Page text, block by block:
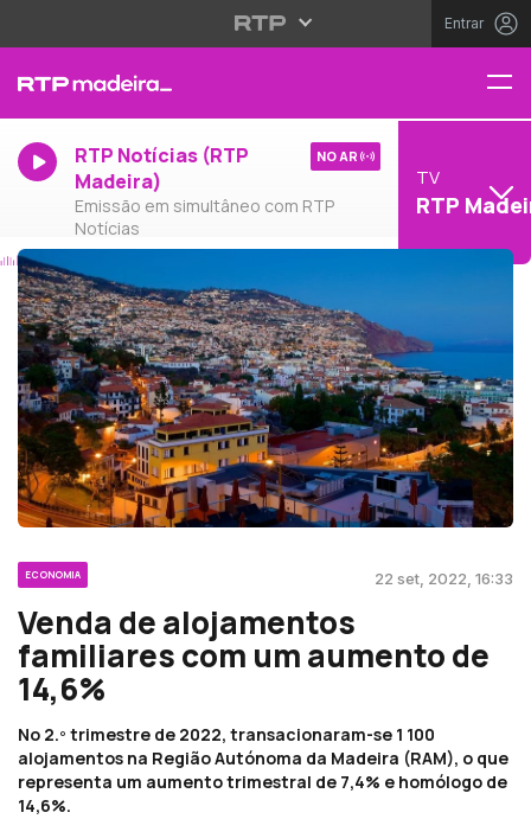
Entrar
RTP Notícias (RTP
Madeira)
Emissão em simultâneo com RTP
Notícias
NO AR
TV
RTP
ECONOMIA 22 set, 2022, 16:33
Venda de alojamentos
familiares com um aumento de
14,6%
No 2.º trimestre de 2022, transacionaram-se 1 100
alojamentos na Região Autónoma da Madeira (RAM), o que
representa um aumento trimestral de 7,4% e homólogo de
14,6%.